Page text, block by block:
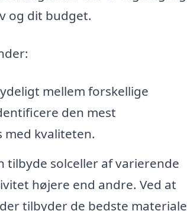
og dit budget.
mellem forskellige
den mest
kvaliteten.
tilbyde solceller af varierende
højere end andre. Ved at
tilbyder de bedste